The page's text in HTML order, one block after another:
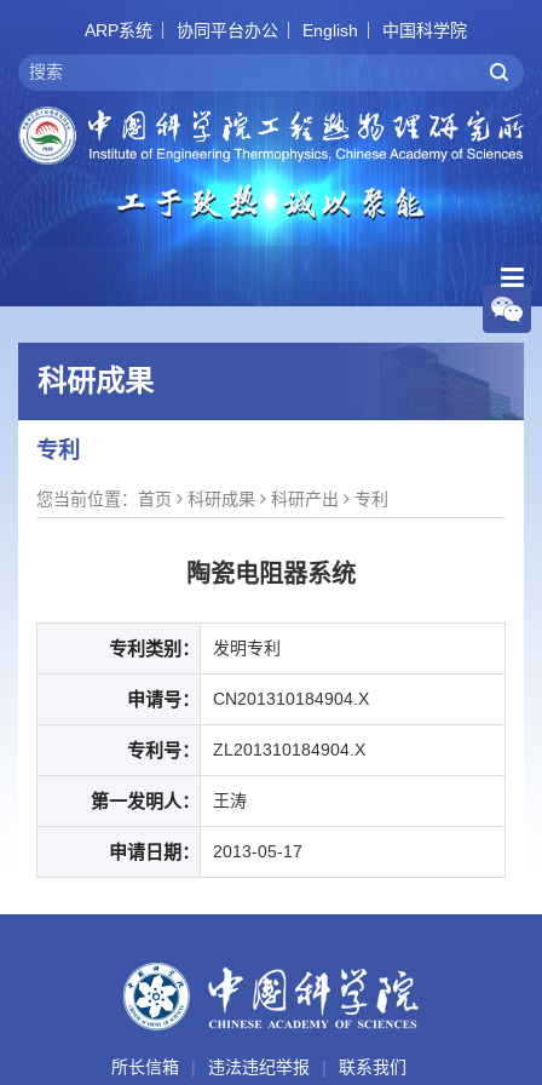
ARP系统 协同平台办公 English 中国科学院
科研成果
专利
您当前位置： 首页 科研成果 科研产出 专利
陶瓷电阻器系统
专利类别： 发明专利
申请号： CN201310184904.X
专利号： ZL201310184904.X
第一发明人： 王涛
申请日期： 2013-05-17
所长信箱 违法违纪举报 联系我们